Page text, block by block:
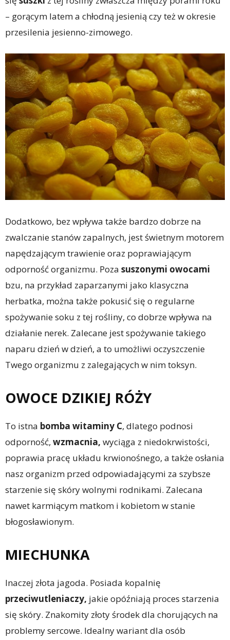
– gorącym latem a chłodną jesienią czy też w okresie
przesilenia jesienno-zimowego.
Dodatkowo, bez wpływa także bardzo dobrze na
zwalczanie stanów zapalnych, jest świetnym motorem
napędzającym trawienie oraz poprawiającym
odporność organizmu. Poza suszonymi owocami
bzu, na przykład zaparzanymi jako klasyczna
herbatka, można także pokusić się o regularne
spożywanie soku z tej rośliny, co dobrze wpływa na
działanie nerek. Zalecane jest spożywanie takiego
naparu dzień w dzień, a to umożliwi oczyszczenie
Twego organizmu z zalegających w nim toksyn.
OWOCE DZIKIEJ RÓŻY
To istna bomba witaminy C, dlatego podnosi
odporność, wzmacnia, wyciąga z niedokrwistości,
poprawia pracę układu krwionośnego, a także osłania
nasz organizm przed odpowiadającymi za szybsze
starzenie się skóry wolnymi rodnikami. Zalecana
nawet karmiącym matkom i kobietom w stanie
błogosławionym.
MIECHUNKA
Inaczej złota jagoda. Posiada kopalnię
przeciwutleniaczy, jakie opóźniają proces starzenia
się skóry. Znakomity złoty środek dla chorujących na
problemy sercowe. Idealny wariant dla osób